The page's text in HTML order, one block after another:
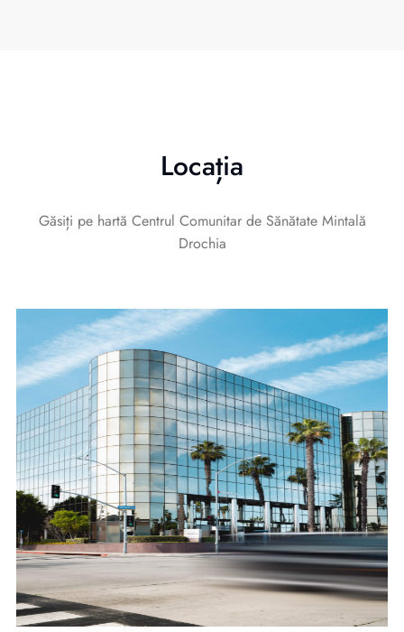
Locația
Găsiți pe hartă Centrul Comunitar de Sănătate Mintală
Drochia